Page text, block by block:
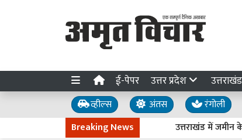
ई-पेपर उत्तर प्रदेश उत्तराखंड
व्हील्स अंतस रंगोली
Breaking News
उत्तराखंड में जमीन के